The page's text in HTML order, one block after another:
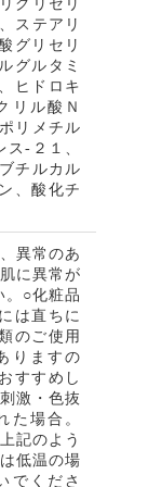
グリセリ
ステアリ
グリセリ
グルタミ
ヒドロキ
リル酸Ｎ
リメチル
-２１、
チルカル
、酸化チ
異常のあ
に異常が
。○化粧品
は直ちに
のご使用
りますの
すすめし
激・色抜
た場合。
記のよう
低温の場
でくださ